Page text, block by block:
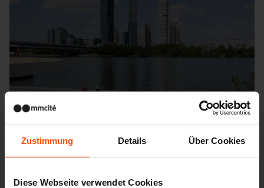
Zustimmung Details Über Cookies
Diese Webseite verwendet Cookies